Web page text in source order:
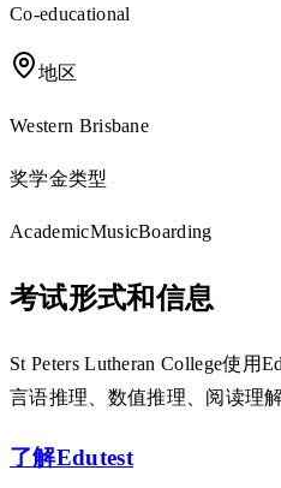
Co-educational
地区
Western Brisbane
奖学金类型
AcademicMusicBoarding
考试形式和信息
St Peters Lutheran College使用
言语推理、数值推理、阅读理
了解Edutest